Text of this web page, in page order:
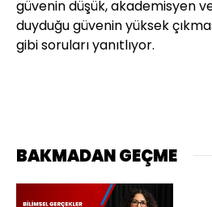
güvenin düşük, akademisyen
duyduğu güvenin yüksek
gibi soruları yanıtlıyor.
BAKMADAN GEÇME